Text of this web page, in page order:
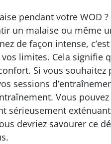
pendant votre WOD ?
un malaise ou même
de façon intense,
limites. Cela signifie
Si vous
sessions
Vous
sérieusement
devriez savourer ce